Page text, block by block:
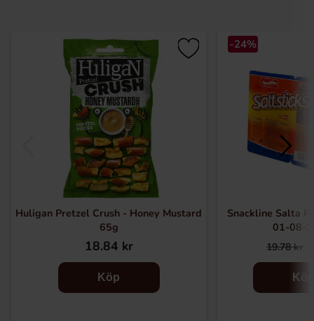
Huligan Pretzel Crush - Honey Mustard
65g
18.84 kr
Köp
-24%
Snackline Salta
01-08-
19.78 kr
Köp